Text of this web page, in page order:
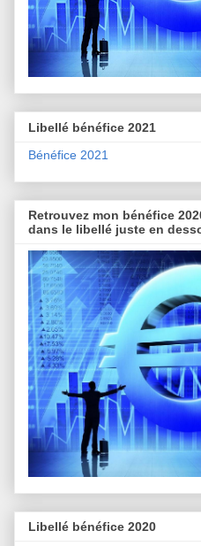
Libellé bénéfice 2021
Bénéfice 2021
Retrouvez mon bénéfice
dans le libellé juste en
Libellé bénéfice 2020